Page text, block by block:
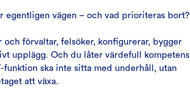
egentligen vägen – och vad prioriteras bort?
förvaltar, felsöker, konfigurerar, bygger
upplägg. Och du låter värdefull kompetens
funktion ska inte sitta med underhåll, utan
att växa.